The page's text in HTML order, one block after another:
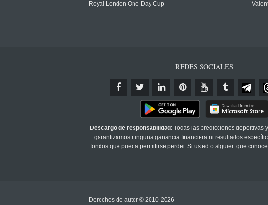
Royal London One-Day Cup
REDES SOCIALES
Descargo de responsabilidad : Todas las predicciones deportivas
garantizamos ninguna ganancia financiera ni resultados
fondos que pueda permitirse perder. Si usted o alguien que
Derechos de autor © 2010-2026